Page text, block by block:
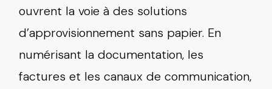
ouvrent la voie à des solutions
d’approvisionnement sans papier. En
numérisant la documentation, les
factures et les canaux de communication,